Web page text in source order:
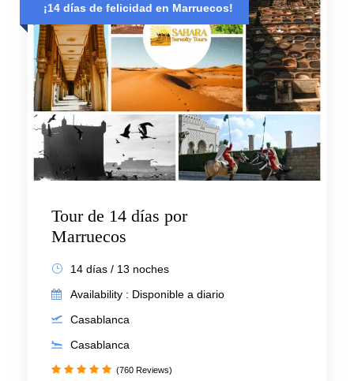
¡14 días de felicidad en Marruecos!
Tour de 14 días por
Marruecos
14 días / 13 noches
Availability : Disponible a diario
Casablanca
Casablanca
(760 Reviews)